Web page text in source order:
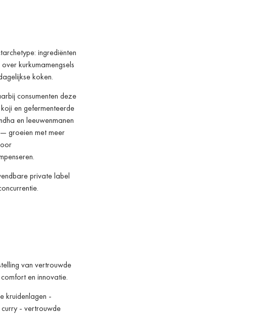
ingrediënten
kurkumamengsels
koken.
consumenten deze
en gefermenteerde
en leeuwenmanen
groeien met meer
private label
van vertrouwde
en innovatie.
kruidenlagen -
- vertrouwde